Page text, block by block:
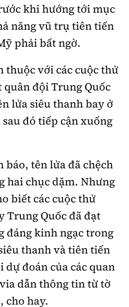
khi hướng tới mục
năng vũ trụ tiên tiến
phải bất ngờ.
thuộc với các cuộc thử
đội Trung Quốc
lửa siêu thanh bay ở
đó tiếp cận xuống
báo, tên lửa đã chệch
hai chục dặm. Nhưng
biết các cuộc thử
Trung Quốc đã đạt
đáng kinh ngạc trong
thanh và tiên tiến
dự đoán của các quan
dẫn thông tin từ tờ
cho hay.